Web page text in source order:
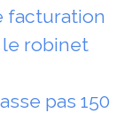
facturation
robinet
pas 150